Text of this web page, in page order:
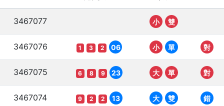
3467077 小 雙
3467076 1 3 2 06 小 單 對
3467075 6 8 9 23 大 單 對
3467074 9 2 2 13 大 雙 錯